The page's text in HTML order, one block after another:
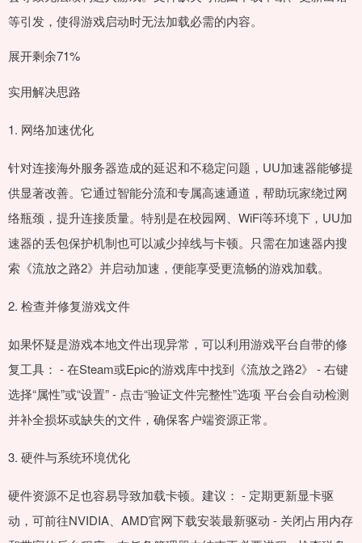
等引发，使得游戏启动时无法加载必需的内容。
展开剩余71%
实用解决思路
1. 网络加速优化
针对连接海外服务器造成的延迟和不稳定问题，UU加速器能够提
供显著改善。它通过智能分流和专属高速通道，帮助玩家绕过网
络瓶颈，提升连接质量。特别是在校园网、WiFi等环境下，UU加
速器的丢包保护机制也可以减少掉线与卡顿。只需在加速器内搜
索《流放之路2》并启动加速，便能享受更流畅的游戏加载。
2. 检查并修复游戏文件
如果怀疑是游戏本地文件出现异常，可以利用游戏平台自带的修
复工具： - 在Steam或Epic的游戏库中找到《流放之路2》 - 右键
选择“属性”或“设置” - 点击“验证文件完整性”选项 平台会自动检测
并补全损坏或缺失的文件，确保客户端资源正常。
3. 硬件与系统环境优化
硬件资源不足也容易导致加载卡顿。建议： - 定期更新显卡驱
动，可前往NVIDIA、AMD官网下载安装最新驱动 - 关闭占用内存